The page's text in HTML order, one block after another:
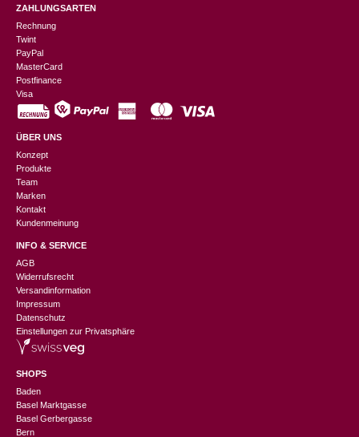
ZAHLUNGSARTEN
Rechnung
Twint
PayPal
MasterCard
Postfinance
Visa
ÜBER UNS
Konzept
Produkte
Team
Marken
Kontakt
Kundenmeinung
INFO & SERVICE
AGB
Widerrufsrecht
Versandinformation
Impressum
Datenschutz
Einstellungen zur Privatsphäre
SHOPS
Baden
Basel Marktgasse
Basel Gerbergasse
Bern